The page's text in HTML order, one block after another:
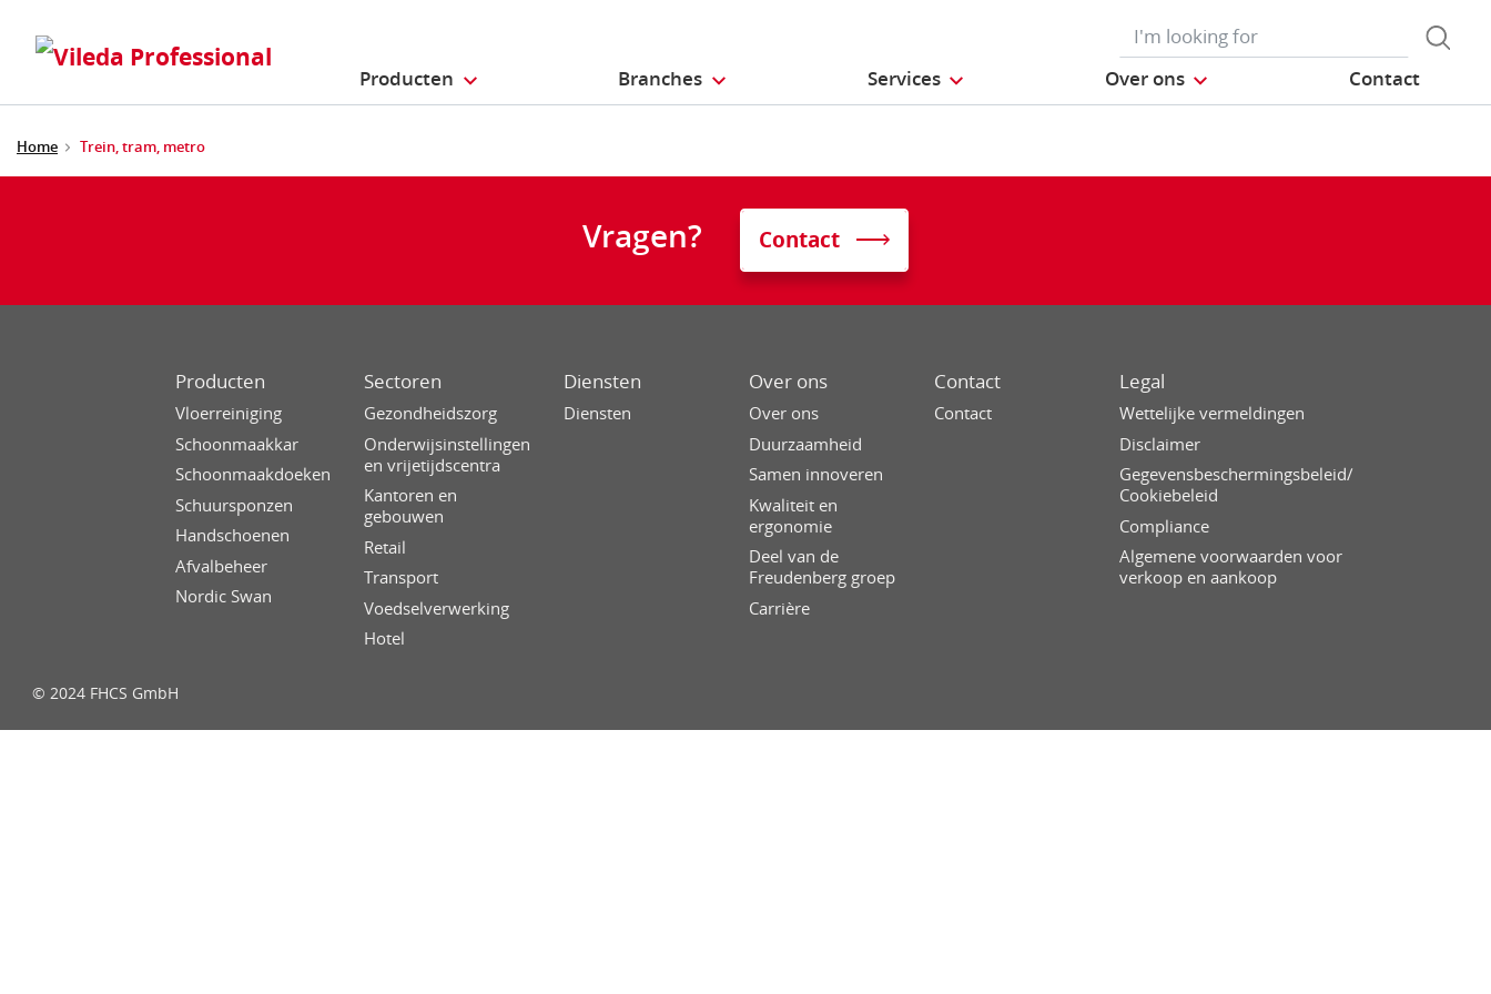
Producten Branches Services Over ons Contact
Home Trein, tram, metro
Vragen? Contact
Producten
Vloerreiniging
Schoonmaakkar
Schoonmaakdoeken
Schuursponzen
Handschoenen
Afvalbeheer
Nordic Swan
Sectoren
Gezondheidszorg
Onderwijsinstellingen
en vrijetijdscentra
Kantoren en
gebouwen
Retail
Transport
Voedselverwerking
Hotel
Diensten
Diensten
Over ons
Over ons
Duurzaamheid
Samen innoveren
Kwaliteit en
ergonomie
Deel van de
Freudenberg groep
Carrière
Contact
Contact
Legal
Wettelijke vermeldingen
Disclaimer
Gegevensbeschermingsbeleid/
Cookiebeleid
Compliance
Algemene voorwaarden voor
verkoop en aankoop
© 2024 FHCS GmbH